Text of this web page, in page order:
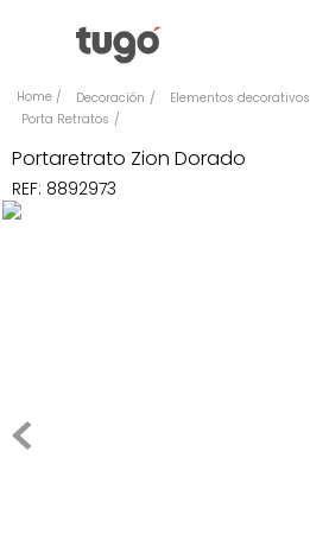
Decoración Elementos decorativos
Porta Retratos
Portaretrato Zion Dorado
REF: 8892973
Sillas
Escritorio